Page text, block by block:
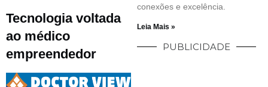
Tecnologia voltada
ao médico
empreendedor
conexões e excelência.
Leia Mais »
PUBLICIDADE